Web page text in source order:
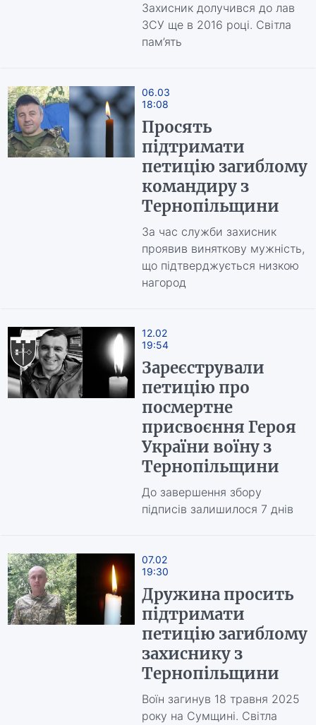
Захисник долучився до лав
ЗСУ ще в 2016 році. Світла
пам’ять
06.03
18:08
Просять
підтримати
петицію загиблому
командиру з
Тернопільщини
За час служби захисник
проявив виняткову мужність,
що підтверджується низкою
нагород
12.02
19:54
Зареєстрували
петицію про
посмертне
присвоєння Героя
України воїну з
Тернопільщини
До завершення збору
підписів залишилося 7 днів
07.02
19:30
Дружина просить
підтримати
петицію загиблому
захиснику з
Тернопільщини
Воїн загинув 18 травня 2025
року на Сумщині. Світла